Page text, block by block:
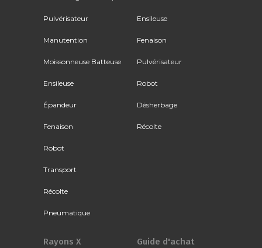
Pulvérisateur
Manutention
Moissonneuse Batteuse
Ensileuse
Épandeur
Fenaison
Robot
Transport
Récolte
Pneumatique
Ensileuse
Fenaison
Pulvérisateur
Robot
Désherbage
Récolte
Rayons X Guide d'achat